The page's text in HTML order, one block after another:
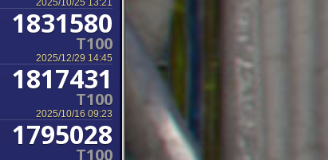
2025/10/25 13:21
1831580
T100
2025/12/29 14:45
1817431
T100
2025/10/16 09:23
1795028
T100